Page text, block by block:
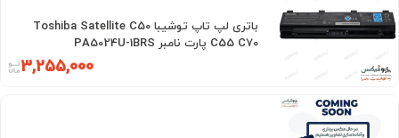
باتری لپ تاپ توشیبا Toshiba Satellite C50
C55 C70 پارت نامبر PA5024U-1BRS
3,255,000